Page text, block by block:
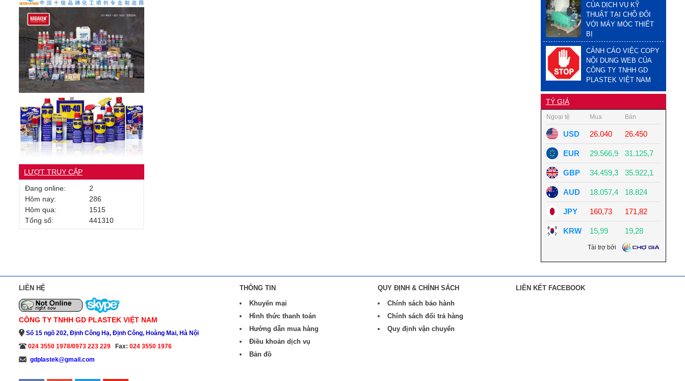
LƯỢT TRUY CẬP
Đang online:
2
Hôm nay:
286
Hôm qua:
1515
Tống số:
441310
CỦA DỊCH VỤ KỸ
THUẬT TẠI CHỖ ĐỐI
VỚI MÁY MÓC THIẾT
BỊ
CẢNH CÁO VIỆC COPY
NỘI DUNG WEB CỦA
CÔNG TY TNHH GD
PLASTEK VIỆT NAM
TỶ GIÁ
LIÊN HỆ
CÔNG TY TNHH GD PLASTEK VIỆT NAM
Số 15 ngõ 202, Định Công Hạ, Định Công, Hoàng Mai, Hà Nội
024 3550 1978/0973 223 229
Fax: 024 3550 1976
gdplastek@gmail.com
THÔNG TIN
Khuyến mại
Hình thức thanh toán
Hướng dẫn mua hàng
Điều khoản dịch vụ
Bản đồ
QUY ĐỊNH & CHÍNH SÁCH
Chính sách bảo hành
Chính sách đổi trả hàng
Quy định vận chuyển
LIÊN KẾT FACEBOOK